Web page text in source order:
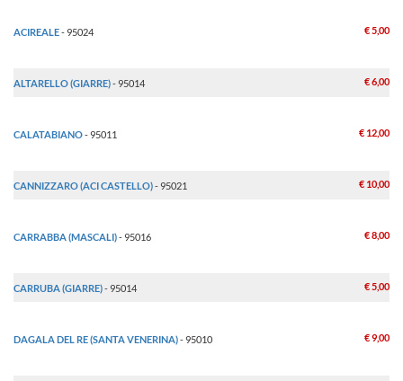
ACIREALE- 95024 € 5,00
ALTARELLO (GIARRE)- 95014 € 6,00
CALATABIANO- 95011 € 12,00
CANNIZZARO (ACI CASTELLO)- 95021 € 10,00
CARRABBA (MASCALI)- 95016 € 8,00
CARRUBA (GIARRE)- 95014 € 5,00
DAGALA DEL RE (SANTA VENERINA)- 95010 € 9,00